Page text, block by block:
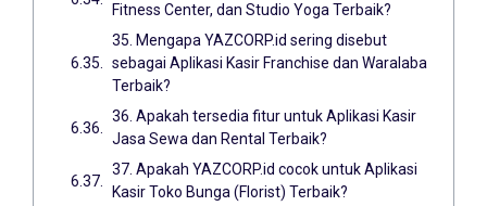
Fitness Center, dan Studio Yoga Terbaik?
35. Mengapa YAZCORP.id sering disebut
sebagai Aplikasi Kasir Franchise dan Waralaba
Terbaik?
36. Apakah tersedia fitur untuk Aplikasi Kasir
Jasa Sewa dan Rental Terbaik?
37. Apakah YAZCORP.id cocok untuk Aplikasi
Kasir Toko Bunga (Florist) Terbaik?